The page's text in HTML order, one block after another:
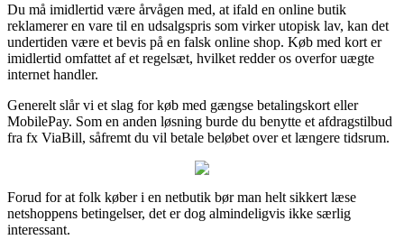
Du må imidlertid være årvågen med, at ifald en online butik
reklamerer en vare til en udsalgspris som virker utopisk lav, kan det
undertiden være et bevis på en falsk online shop. Køb med kort er
imidlertid omfattet af et regelsæt, hvilket redder os overfor uægte
internet handler.
Generelt slår vi et slag for køb med gængse betalingskort eller
MobilePay. Som en anden løsning burde du benytte et afdragstilbud
fra fx ViaBill, såfremt du vil betale beløbet over et længere tidsrum.
Forud for at folk køber i en netbutik bør man helt sikkert læse
netshoppens betingelser, det er dog almindeligvis ikke særlig
interessant.